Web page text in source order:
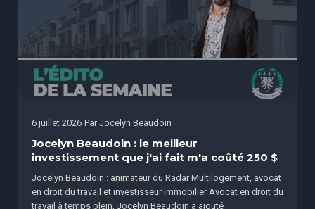
6 juillet 2026 Par Jocelyn Beaudoin
Jocelyn Beaudoin : le meilleur
investissement que j'ai fait m'a coûté 250 $
Jocelyn Beaudoin : animateur du Radar Multilogement, avocat
en droit du travail et investisseur immobilier Avocat en droit du
travail à temps plein, Jocelyn Beaudoin a ajouté